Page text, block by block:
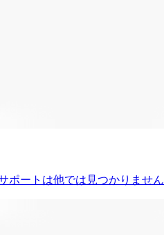
ポートは他では見つかりません